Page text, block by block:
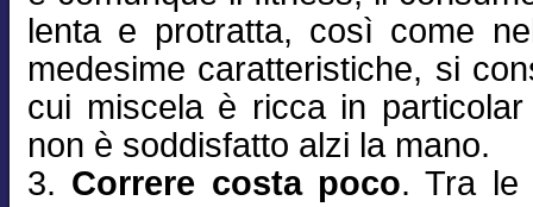
lenta e protratta, così come
medesime caratteristiche, si
cui miscela è ricca in
non è soddisfatto alzi la mano.
3. Correre costa poco. Tra le